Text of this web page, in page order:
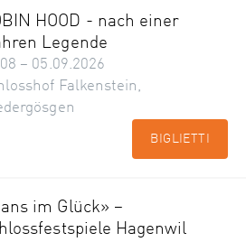
HOOD - nach einer
Legende
– 05.09.2026
Falkenstein,
BIGLIETTI
im Glück» –
Hagenwil